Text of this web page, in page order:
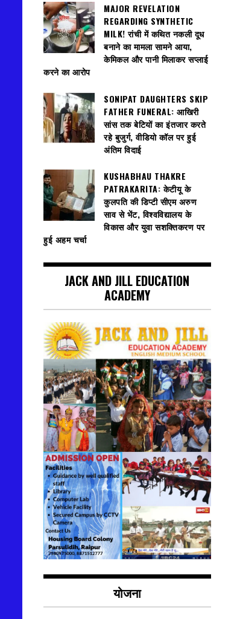
MAJOR REVELATION
REGARDING SYNTHETIC
MILK! रांची में कथित नकली दूध
बनाने का मामला सामने आया,
केमिकल और पानी मिलाकर सप्लाई
करने का आरोप
SONIPAT DAUGHTERS SKIP
FATHER FUNERAL: आखिरी
सांस तक बेटियों का इंतजार करते
रहे बुजुर्ग, वीडियो कॉल पर हुई
अंतिम विदाई
KUSHABHAU THAKRE
PATRAKARITA: केटीयू के
कुलपति की डिप्टी सीएम अरुण
साव से भेंट, विश्वविद्यालय के
विकास और युवा सशक्तिकरण पर
हुई अहम चर्चा
JACK AND JILL EDUCATION
ACADEMY
योजना